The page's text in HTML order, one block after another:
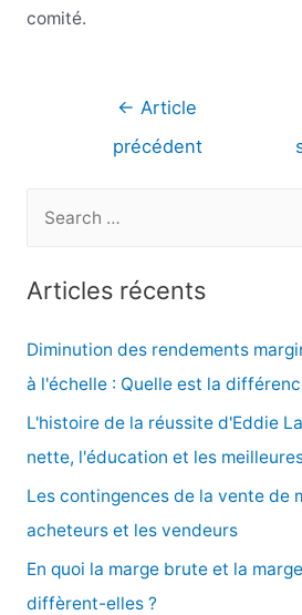
comité.
Navigation
l’article
← Article
précédent
e
r
c
:
Articles récents
Diminution des rendements
à l'échelle : Quelle est la
L'histoire de la réussite d'Eddie
nette, l'éducation et les
Les contingences de la vente de
acheteurs et les vendeurs
En quoi la marge brute et la
diffèrent-elles ?